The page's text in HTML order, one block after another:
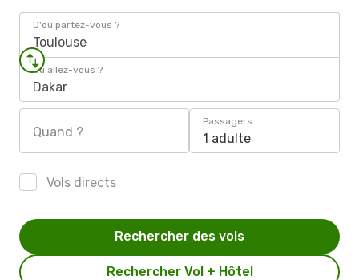
D'où partez-vous ?
Toulouse
Où allez-vous ?
Dakar
Quand ?
Passagers
1 adulte
Vols directs
Rechercher Vol + Hôtel
Rechercher des vols